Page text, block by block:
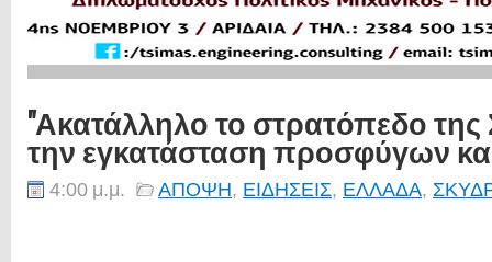
"Ακατάλληλο το στρατόπεδο της
την εγκατάσταση προσφύγων
4:00 μ.μ. ΑΠΟΨΗ, ΕΙΔΗΣΕΙΣ, ΕΛΛΑΔΑ,